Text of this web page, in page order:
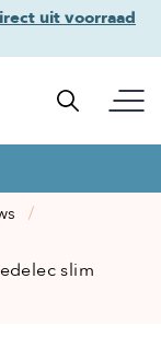
uit voorraad
slim